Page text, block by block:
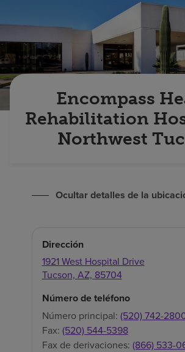
Inversores
Empleos
Pagar mi facturaEncompass
Rehabilitation
Northwest
Ocultar detalles de la
Dirección
1921 West Hospital Drive
Tucson, AZ, 85704
Número de teléfono
Número principal: (520) 742-
Fax: (520) 544-5398
Fax de derivaciones: (866) 533-